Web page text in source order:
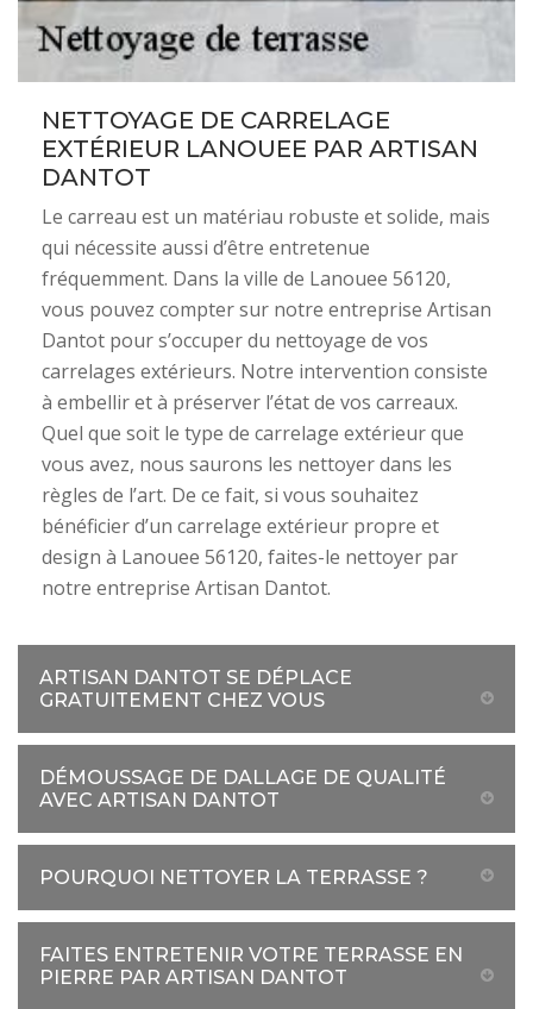
NETTOYAGE DE CARRELAGE
EXTÉRIEUR LANOUEE PAR ARTISAN
DANTOT
Le carreau est un matériau robuste et solide, mais
qui nécessite aussi d’être entretenue
fréquemment. Dans la ville de Lanouee 56120,
vous pouvez compter sur notre entreprise Artisan
Dantot pour s’occuper du nettoyage de vos
carrelages extérieurs. Notre intervention consiste
à embellir et à préserver l’état de vos carreaux.
Quel que soit le type de carrelage extérieur que
vous avez, nous saurons les nettoyer dans les
règles de l’art. De ce fait, si vous souhaitez
bénéficier d’un carrelage extérieur propre et
design à Lanouee 56120, faites-le nettoyer par
notre entreprise Artisan Dantot.
ARTISAN DANTOT SE DÉPLACE
GRATUITEMENT CHEZ VOUS
DÉMOUSSAGE DE DALLAGE DE QUALITÉ
AVEC ARTISAN DANTOT
POURQUOI NETTOYER LA TERRASSE ?
FAITES ENTRETENIR VOTRE TERRASSE EN
PIERRE PAR ARTISAN DANTOT